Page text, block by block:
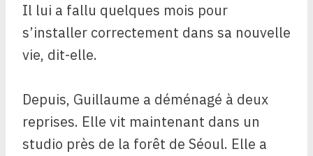
Il lui a fallu quelques mois pour
s’installer correctement dans sa nouvelle
vie, dit-elle.
Depuis, Guillaume a déménagé à deux
reprises. Elle vit maintenant dans un
studio près de la forêt de Séoul. Elle a